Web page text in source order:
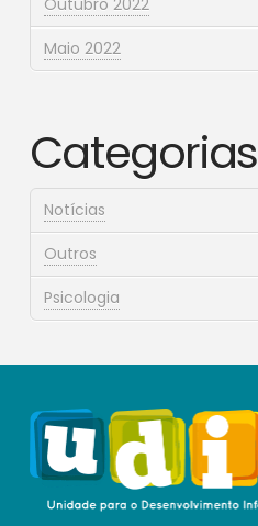
Maio 2022
Categorias
Notícias
Outros
Psicologia